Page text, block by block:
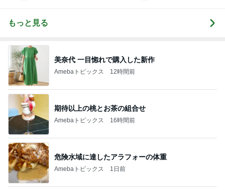
もっと見る
美奈代 一目惚れで購入した新作
Amebaトピックス 12時間前
期待以上の桃とお茶の組合せ
Amebaトピックス 16時間前
危険水域に達したアラフォーの体重
Amebaトピックス 1日前